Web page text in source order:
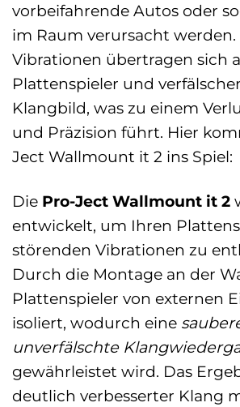
vorbeifahrende Autos oder
im Raum verursacht werden.
Vibrationen übertragen sich
Plattenspieler und
Klangbild, was zu einem
und Präzision führt. Hier
Ject Wallmount it 2 ins Spiel:
Die Pro-Ject Wallmount it 2
entwickelt, um Ihren
störenden Vibrationen zu
Durch die Montage an der
Plattenspieler von externen
isoliert, wodurch eine
unverfälschte
gewährleistet wird. Das
deutlich verbesserter Klang